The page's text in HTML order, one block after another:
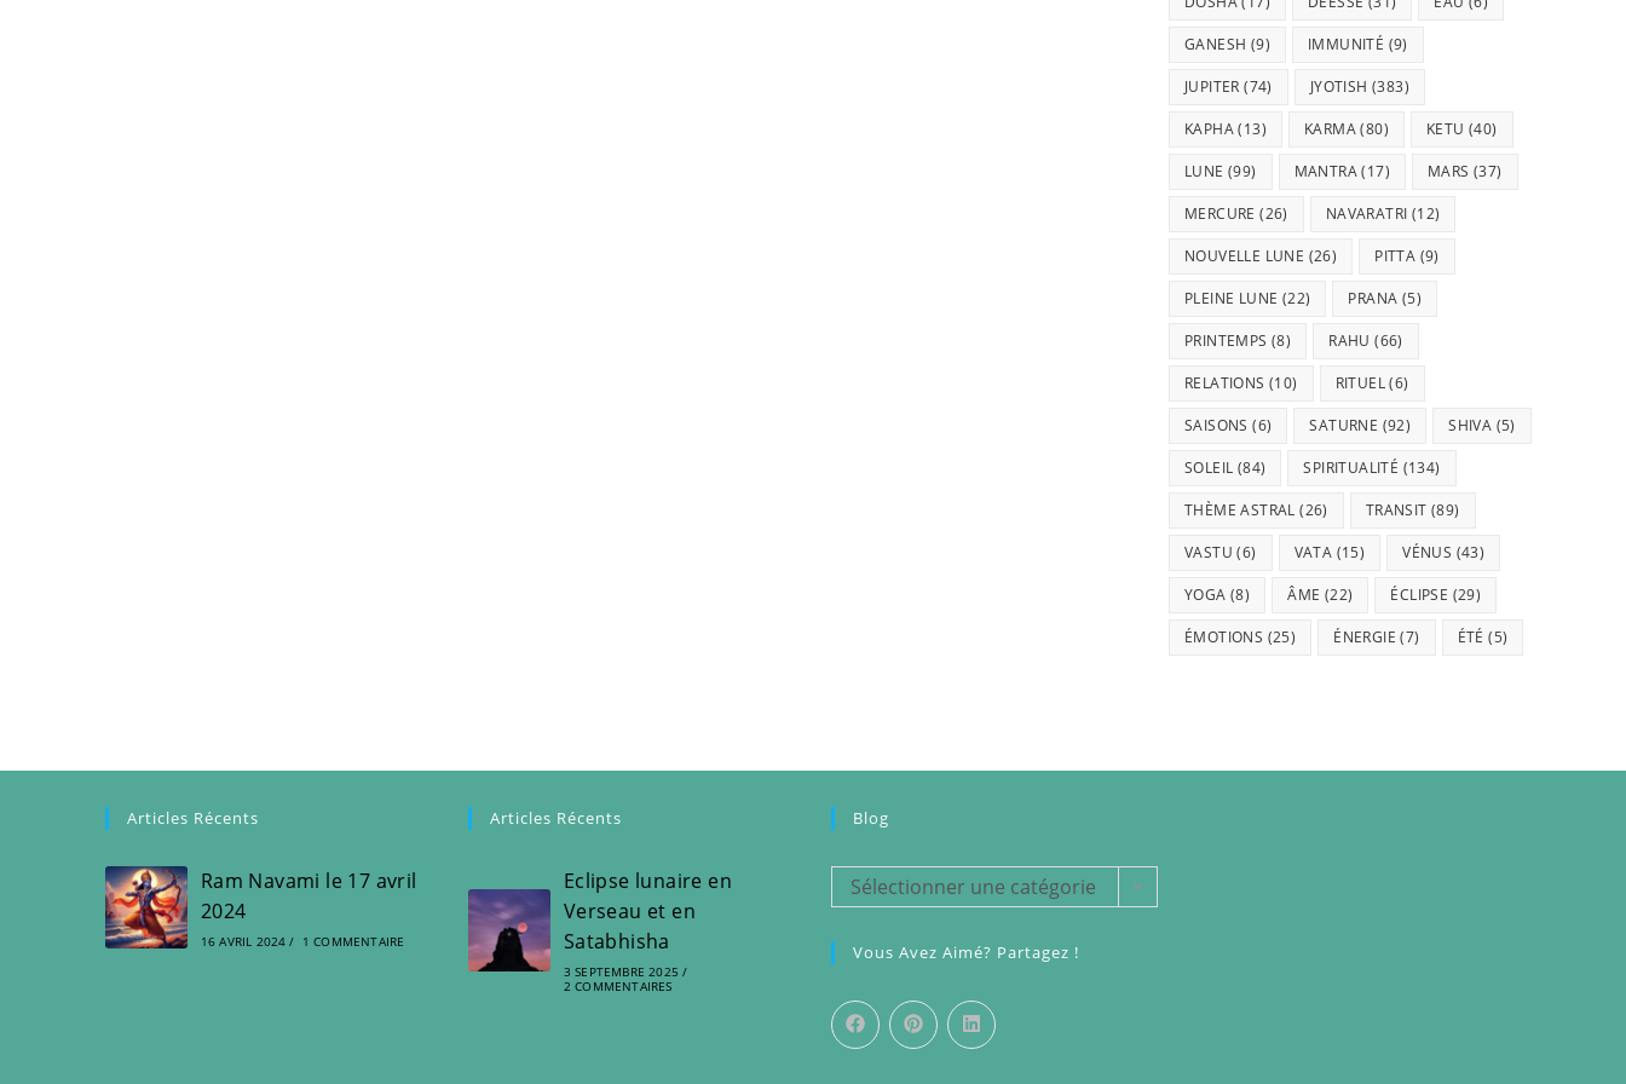
GANESH (9) IMMUNITÉ (9)
JUPITER (74) JYOTISH (383)
KAPHA(13) KARMA(80) KETU (40)
LUNE (99) MANTRA(17) MARS (37)
MERCURE (26) NAVARATRI (12)
NOUVELLE LUNE (26) PITTA (9)
PLEINE LUNE (22) PRANA (5)
PRINTEMPS (8) RAHU (66)
RELATIONS (10) RITUEL(6)
SAISONS (6) SATURNE (92) SHIVA (5)
SOLEIL (84) SPIRITUALITÉ (134)
THÈME ASTRAL (26) TRANSIT (89)
VASTU (6) VATA (15) VÉNUS (43)
YOGA (8) ÂME (22) ÉCLIPSE (29)
ÉMOTIONS (25) ÉNERGIE (7) ÉTÉ (5)
Articles Récents
Ram Navami le 17 avril
2024
16 AVRIL 2024 / 1 COMMENTAIRE
Articles Récents
Eclipse lunaire en
Verseau et en
Satabhisha
3 SEPTEMBRE 2025 /
2 COMMENTAIRES
Blog
BlogSélectionner une catégorie
Vous Avez Aimé? Partagez !